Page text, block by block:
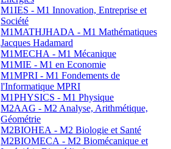
M1IES - M1 Innovation, Entreprise et
Société
M1MATHJHADA - M1 Mathématiques
Jacques Hadamard
M1MECHA - M1 Mécanique
M1MIE - M1 en Economie
M1MPRI - M1 Fondements de
l'Informatique MPRI
M1PHYSICS - M1 Physique
M2AAG - M2 Analyse, Arithmétique,
Géométrie
M2BIOHEA - M2 Biologie et Santé
M2BIOMECA - M2 Biomécanique et